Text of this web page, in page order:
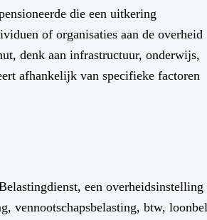
die een uitkering
of organisaties aan de overheid
denk aan infrastructuur, onderwijs,
afhankelijk van specifieke factoren
een
vennootschapsbelasting, btw,